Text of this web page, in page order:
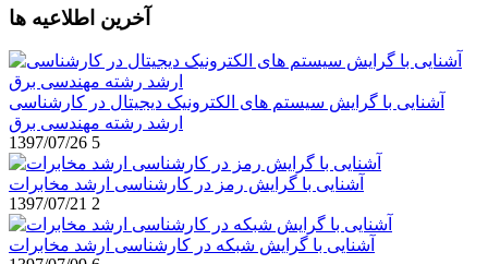
آخرین اطلاعیه ها
آشنایی با گرایش سیستم های الکترونیک دیجیتال در کارشناسی
ارشد رشته مهندسی برق
1397/07/26 5
آشنایی با گرایش رمز در کارشناسی ارشد مخابرات
1397/07/21 2
آشنایی با گرایش شبکه در کارشناسی ارشد مخابرات